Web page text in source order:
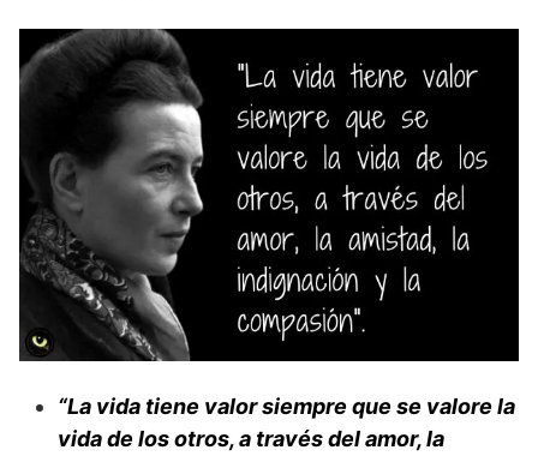
“La vida tiene valor siempre que se valore la
vida de los otros, a través del amor, la